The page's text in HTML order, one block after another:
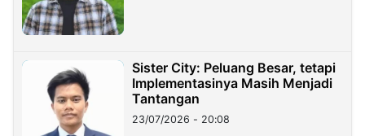
Sister City: Peluang Besar, tetapi
Implementasinya Masih Menjadi
Tantangan
23/07/2026 - 20:08